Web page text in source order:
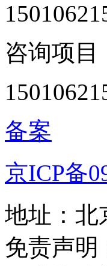
咨询项目
备案
京ICP备
地址：北
免责声明